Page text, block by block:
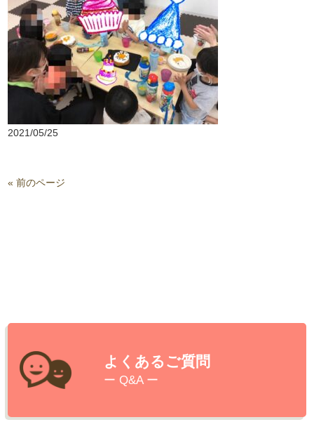
2021/05/25
« 前のページ
よくあるご質問
ー Q&A ー